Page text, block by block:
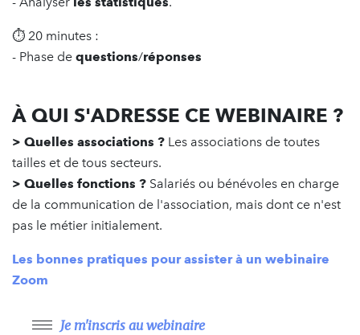
⏱ 20 minutes :
- Phase de questions/réponses
À QUI S'ADRESSE CE WEBINAIRE ?
> Quelles associations ? Les associations de toutes
tailles et de tous secteurs.
> Quelles fonctions ? Salariés ou bénévoles en charge
de la communication de l'association, mais dont ce n'est
pas le métier initialement.
Les bonnes pratiques pour assister à un webinaire
Zoom
Je m'inscris au webinaire